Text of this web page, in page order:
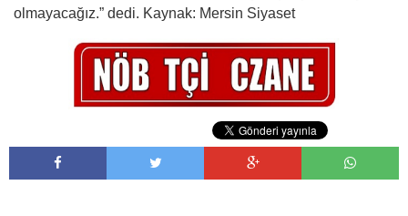
olmayacağız.” dedi. Kaynak: Mersin Siyaset